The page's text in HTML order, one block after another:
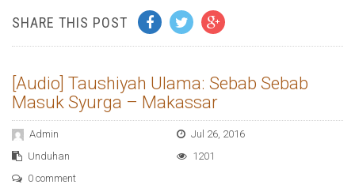
SHARE THIS POST
[Audio] Taushiyah Ulama: Sebab Sebab
Masuk Syurga – Makassar
Admin
Jul 26, 2016
Unduhan
1201
0 comment